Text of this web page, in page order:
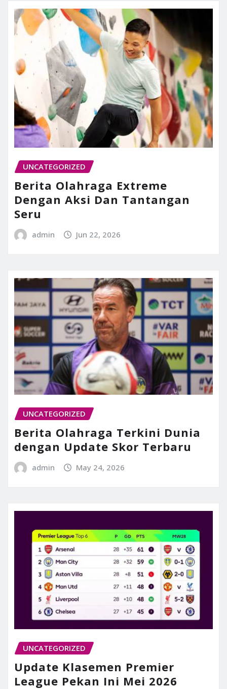
UNCATEGORIZED
Berita Olahraga Extreme
Dengan Aksi Dan Tantangan
Seru
admin Jun 22, 2026
UNCATEGORIZED
Berita Olahraga Terkini Dunia
dengan Update Skor Terbaru
admin May 24, 2026
UNCATEGORIZED
Update Klasemen Premier
League Pekan Ini Mei 2026